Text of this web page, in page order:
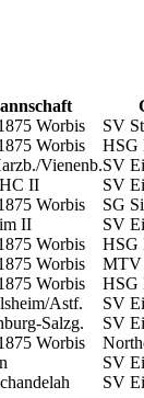
Worbis
SV
Worbis
HSG
Vienenb.SV
II
SV
Worbis
SG
II
SV
Worbis
HSG
Worbis
MTV
Worbis
HSG
Astf.
SV
Salzg.
SV
Worbis
SV
SV